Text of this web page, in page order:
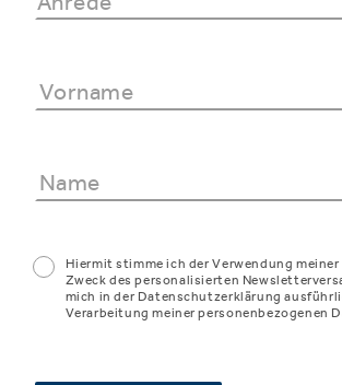
Hiermit stimme ich der Verwendung
Zweck des personalisierten
mich in der Datenschutzerklärung
Verarbeitung meiner personenbezogenen